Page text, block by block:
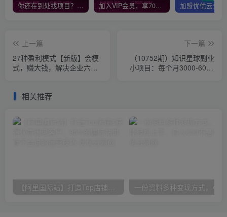
你还在到处找项目？还在当韭菜？我靠网创资源站一个月收入5万+，曾经我也是个失败者。 加入VIP会员，享70%的推广提成，免费学习多种网上创业课程，菜鸟秒变大神！
上一篇
27种盈利模式【新版】会模
式，赚大钱，解决企业六大
下一篇
（10752期）知识星球副业
小项目：每个月3000-6000
相关推荐